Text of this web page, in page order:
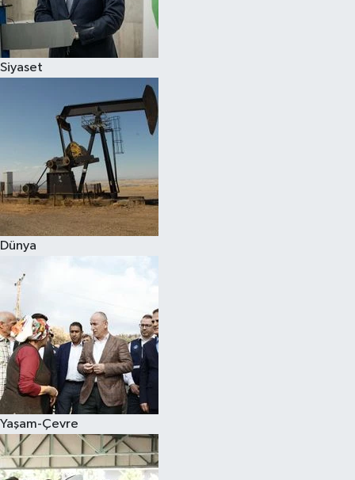
Siyaset
Dünya
Yaşam-Çevre
Spor
Çocuk
Eğitim
Hava Durumu
Kadın
Kültür Sanat
Sağlık
Siyaset
Teknoloji
Televizyon